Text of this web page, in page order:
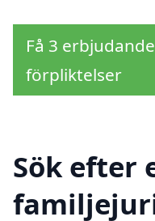
Få 3
förpliktelser
Sök efter